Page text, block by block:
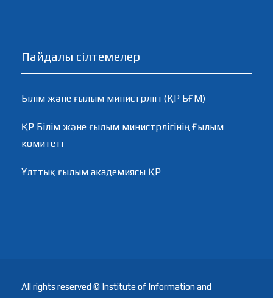
Пайдалы сілтемелер
Білім және ғылым министрлігі (ҚР БҒМ)
ҚР Білім және ғылым министрлігінің Ғылым
комитеті
Ұлттық ғылым академиясы ҚР
All rights reserved © Institute of Information and